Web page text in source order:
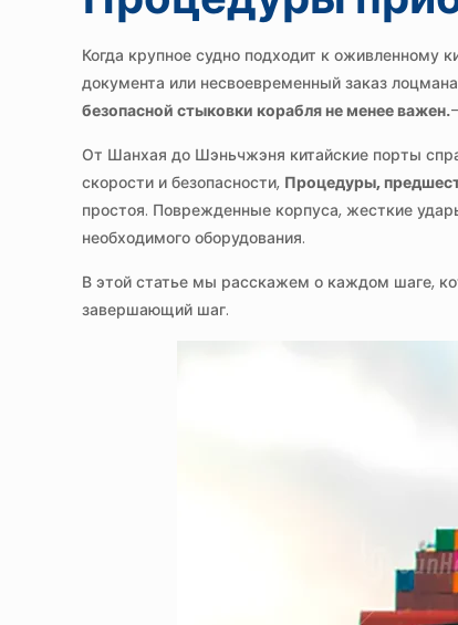
Когда крупное судно подходит к
документа или несвоевременный заказ
безопасной стыковки корабля не менее важен.
От Шанхая до Шэньчжэня китайские порты
скорости и безопасности, Процедуры,
простоя. Поврежденные корпуса, жесткие
необходимого оборудования.
В этой статье мы расскажем о каждом шаге,
завершающий шаг.